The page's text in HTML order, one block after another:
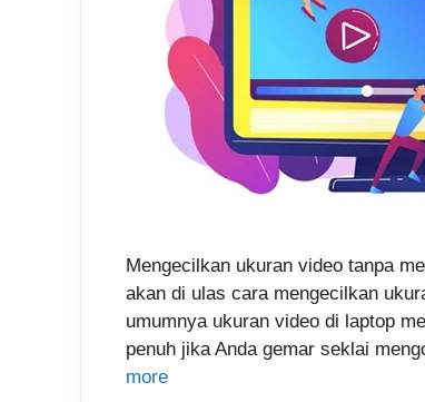
Mengecilkan ukuran video tanpa
akan di ulas cara mengecilkan
umumnya ukuran video di laptop
penuh jika Anda gemar seklai
more